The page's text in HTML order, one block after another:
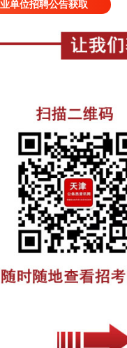
单位招聘公告获取